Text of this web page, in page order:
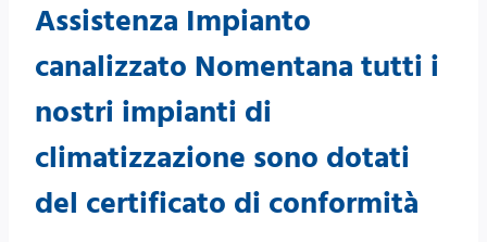
Assistenza Impianto
canalizzato Nomentana tutti i
nostri impianti di
climatizzazione sono dotati
del certificato di conformità